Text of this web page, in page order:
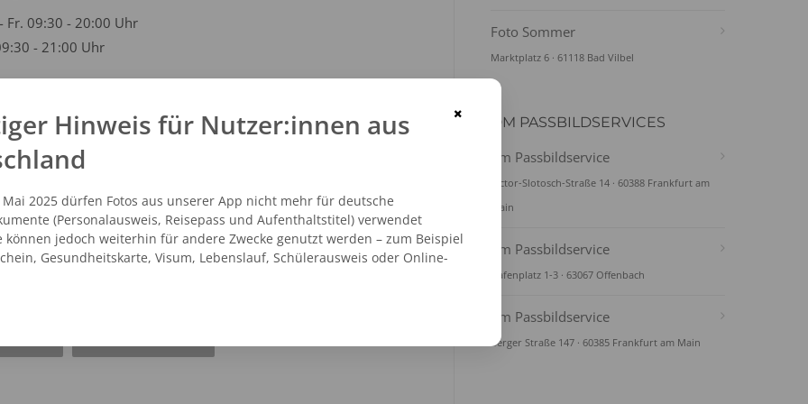
Fr. 09:30 - 20:00 Uhr
- 21:00 Uhr
Foto Sommer
Marktplatz 6 · 61118 Bad Vilbel
DM PASSBILDSERVICES
dm Passbildservice
Victor-Slotosch-Straße 14 · 60388 Frankfurt am
Main
dm Passbildservice
Hafenplatz 1-3 · 63067 Offenbach
dm Passbildservice
Berger Straße 147 · 60385 Frankfurt am Main
×
Hinweis für Nutzer:innen aus
Mai 2025 dürfen Fotos aus unserer App nicht mehr für deutsche
(Personalausweis, Reisepass und Aufenthaltstitel) verwendet
können jedoch weiterhin für andere Zwecke genutzt werden – zum Beispiel
Gesundheitskarte, Visum, Lebenslauf, Schülerausweis oder Online-